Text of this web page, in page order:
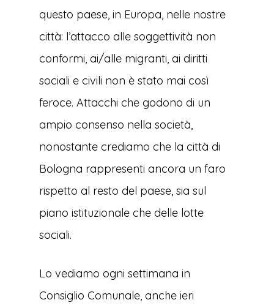
questo paese, in Europa, nelle nostre
città: l’attacco alle soggettività non
conformi, ai/alle migranti, ai diritti
sociali e civili non è stato mai così
feroce. Attacchi che godono di un
ampio consenso nella società,
nonostante crediamo che la città di
Bologna rappresenti ancora un faro
rispetto al resto del paese, sia sul
piano istituzionale che delle lotte
sociali.
Lo vediamo ogni settimana in
Consiglio Comunale, anche ieri